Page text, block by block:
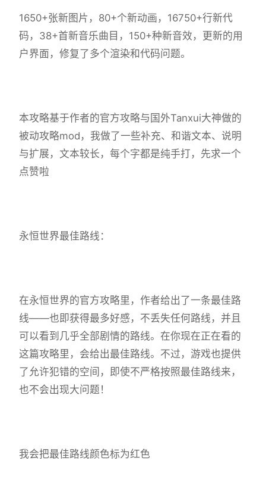
1650+张新图片，80+个新动画，16750+行新代
码，38+首新音乐曲目，150+种新音效，更新的用
户界面，修复了多个渲染和代码问题。
本攻略基于作者的官方攻略与国外Tanxui大神做的
被动攻略mod，我做了一些补充、和谐文本、说明
与扩展，文本较长，每个字都是纯手打，先求一个
点赞啦
永恒世界最佳路线：
在永恒世界的官方攻略里，作者给出了一条最佳路
线——也即获得最多好感，不丢失任何路线，并且
可以看到几乎全部剧情的路线。在你现在正在看的
这篇攻略里，会给出最佳路线。不过，游戏也提供
了允许犯错的空间，即使不严格按照最佳路线来，
也不会出现大问题！
我会把最佳路线颜色标为红色